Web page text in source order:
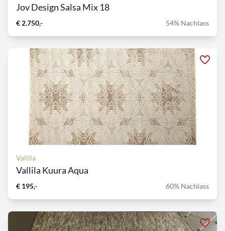
Jov Design Salsa Mix 18
€ 2.750,- 54% Nachlass
Vallila
Vallila Kuura Aqua
€ 195,- 60% Nachlass